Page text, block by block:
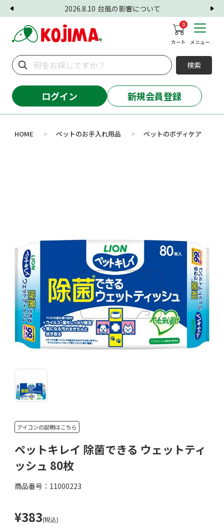
2026.8.10 台風の影響について
0
カート メニュー
検索
ログイン 新規会員登録
HOME > ペットのお手入れ用品 > ペットのボディケア
アイコンの説明はこちら
ペットキレイ 除菌できる ウェットティ
ッシュ 80枚
商品番号：11000223
¥383(税込)